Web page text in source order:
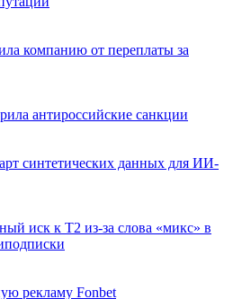
компанию от переплаты за
антироссийские санкции
синтетических данных для ИИ-
иск к Т2 из-за слова «микс» в
рекламу Fonbet